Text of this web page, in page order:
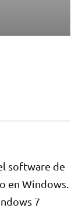
software de
en Windows.
7